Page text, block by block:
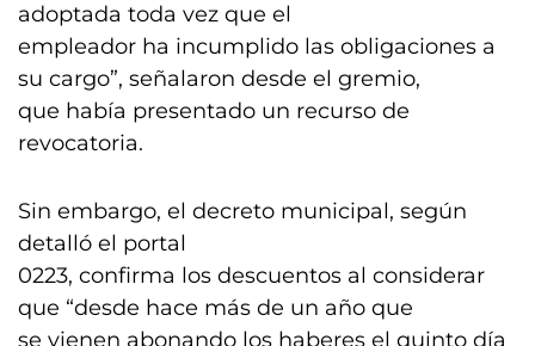
adoptada toda vez que el
empleador ha incumplido las obligaciones a
su cargo”, señalaron desde el gremio,
que había presentado un recurso de
revocatoria.
Sin embargo, el decreto municipal, según
detalló el portal
0223, confirma los descuentos al considerar
que “desde hace más de un año que
se vienen abonando los haberes el quinto día